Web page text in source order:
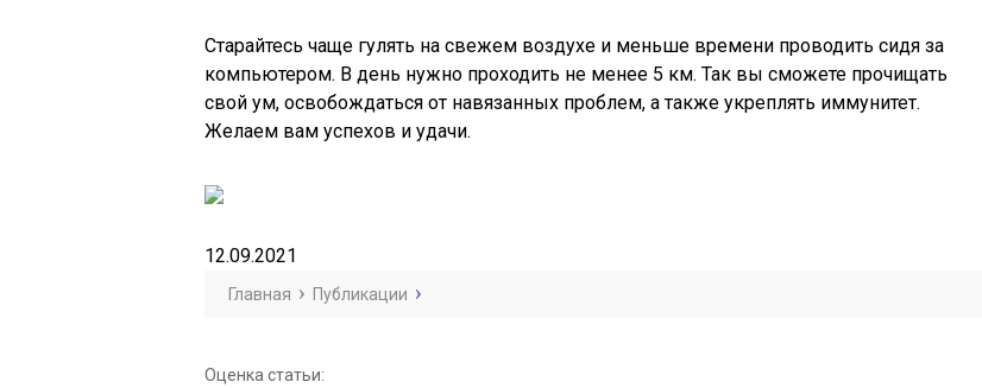
Старайтесь чаще гулять на свежем воздухе и меньше времени проводить сидя за
компьютером. В день нужно проходить не менее 5 км. Так вы сможете прочищать
свой ум, освобождаться от навязанных проблем, а также укреплять иммунитет.
Желаем вам успехов и удачи.
12.09.2021
Главная Публикации
Оценка статьи: